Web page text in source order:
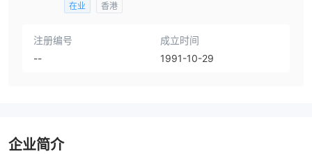
在业 香港
注册编号
--
成立时间
1991-10-29
企业简介